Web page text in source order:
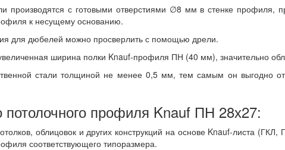
производятся с готовыми отверстиями ∅8 мм в стенке профиля,
к несущему основанию.
для дюбелей можно просверлить с помощью дрели.
ширина полки Knauf-профиля ПН (40 мм), значительно
стали толщиной не менее 0,5 мм, тем самым он выгодно
профиля Knauf ПН 28х27:
облицовок и других конструкций на основе Knauf-листа
соответствующего типоразмера.